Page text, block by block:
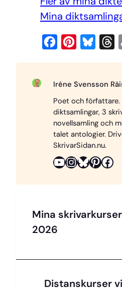
Mina
e
b
o
o
k
t
e
r
e
s
t
e
s
k
y
e
a
d
s
Iréne Svensson
Poet och
diktsamlingar, 3
novellsamling och
talet antologier.
SkrivarSidan.nu.
YouTube InstagramBluesky Pinterest Facebook
Mina
2026
Distanskurser